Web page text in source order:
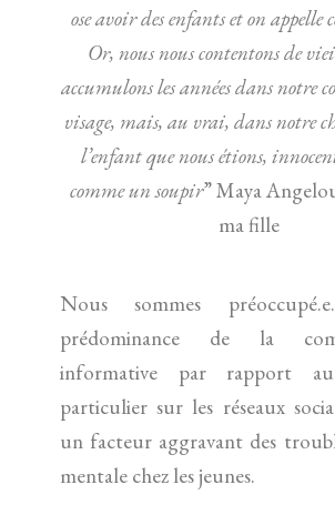
ose avoir des enfants et on
Or, nous nous contentons de
accumulons les années dans notre
visage, mais, au vrai, dans notre
l’enfant que nous étions,
comme un soupir” Maya
ma fille
Nous sommes
prédominance de la
informative par rapport
particulier sur les réseaux
un facteur aggravant des
mentale chez les jeunes.